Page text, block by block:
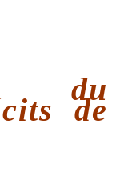
du
de